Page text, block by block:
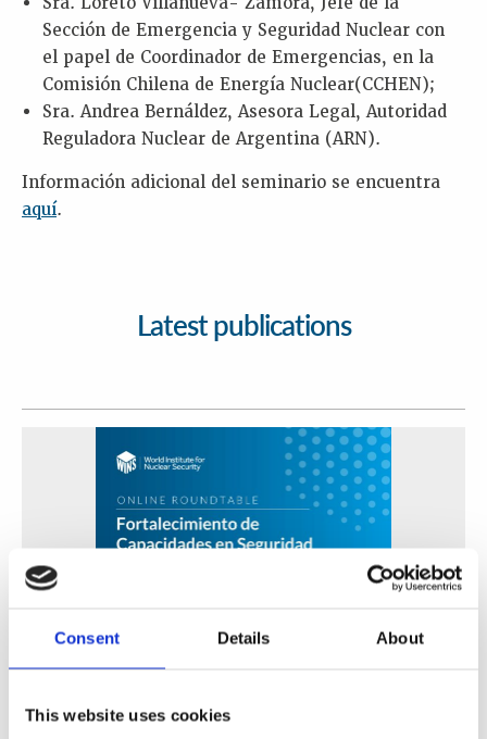
Consent Details About
This website uses cookies
Sección de Emergencia y Seguridad Nuclear con
el papel de Coordinador de Emergencias, en la
Comisión Chilena de Energía Nuclear(CCHEN);
Sra. Andrea Bernáldez, Asesora Legal, Autoridad
Reguladora Nuclear de Argentina (ARN).
Información adicional del seminario se encuentra
aquí.
Latest publications
de Fuentes Radiactivas en América Latina y el Caribe